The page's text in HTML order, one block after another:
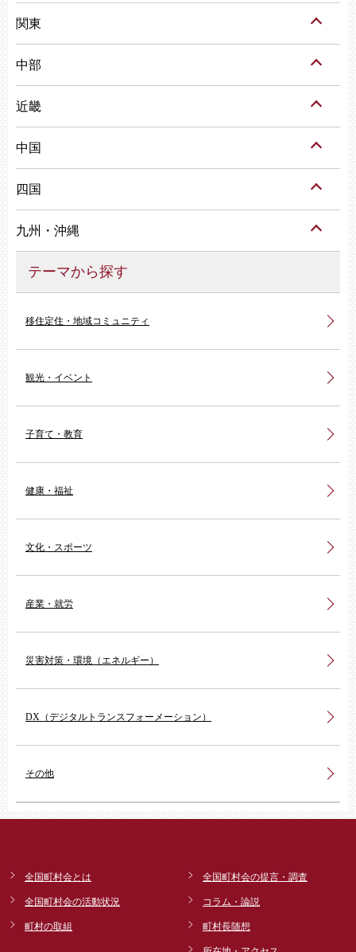
関東
中部
近畿
中国
四国
九州・沖縄
テーマから探す
移住定住・地域コミュニティ
観光・イベント
子育て・教育
健康・福祉
文化・スポーツ
産業・就労
災害対策・環境（エネルギー）
DX（デジタルトランスフォーメーション）
その他
全国町村会とは
全国町村会の活動状況
町村の取組
全国町村会の提言・調査
コラム・論説
町村長随想